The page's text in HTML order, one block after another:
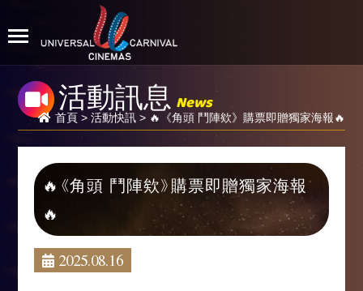
活動訊息 News
首頁> 活動快訊> 🔥《角頭 鬥陣欸》購票即贈獨家海報🔥
🔥《角頭 鬥陣欸》購票即贈獨家海報
🔥
2025.08.16